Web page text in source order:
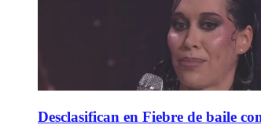
Desclasifican en Fiebre de baile